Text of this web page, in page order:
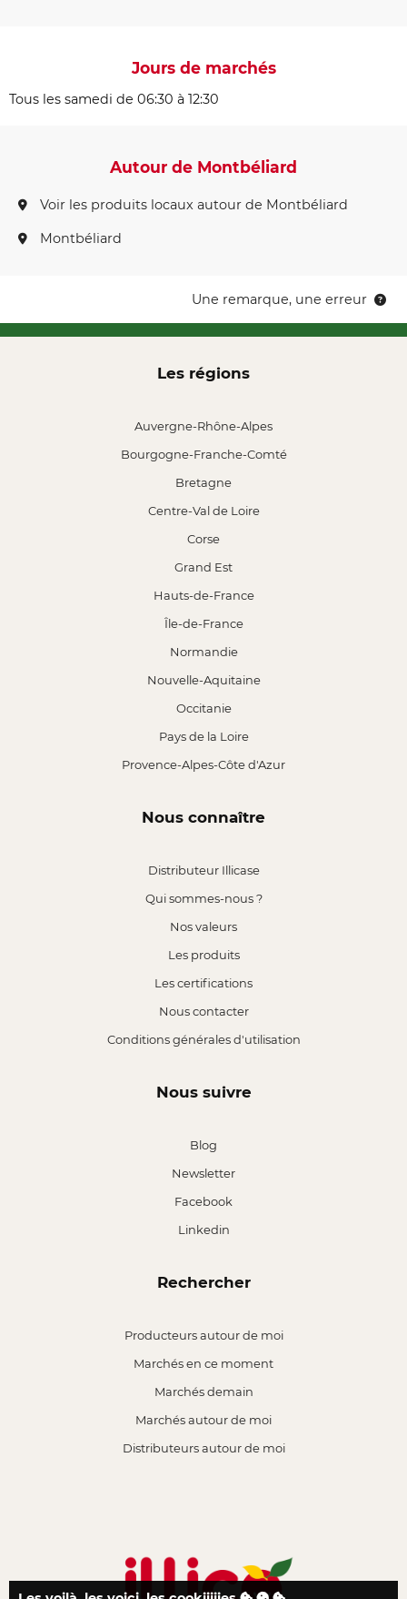
Jours de marchés
Tous les samedi de 06:30 à 12:30
Autour de Montbéliard
Voir les produits locaux autour de Montbéliard
Montbéliard
Une remarque, une erreur
Les régions
Auvergne-Rhône-Alpes
Bourgogne-Franche-Comté
Bretagne
Centre-Val de Loire
Corse
Grand Est
Hauts-de-France
Île-de-France
Normandie
Nouvelle-Aquitaine
Occitanie
Pays de la Loire
Provence-Alpes-Côte d'Azur
Nous connaître
Distributeur Illicase
Qui sommes-nous ?
Nos valeurs
Les produits
Les certifications
Nous contacter
Conditions générales d'utilisation
Nous suivre
Blog
Newsletter
Facebook
Linkedin
Rechercher
Producteurs autour de moi
Marchés en ce moment
Marchés demain
Marchés autour de moi
Distributeurs autour de moi